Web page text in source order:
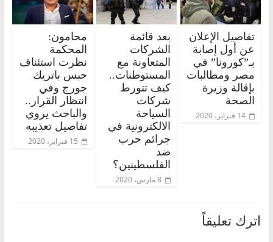
تفاصيل الإعلان
عن أول إصابة
بـ”كورونا” في
مصر ومطالبات
بإقالة وزيرة
الصحة
14 فبراير، 2020
بعد قائمة
الشركات
المتعاونة مع
المستوطنات..
كيف تتورط
شركات
السياحة
الالكترونية في
جرائم حرب
ضد
الفلسطينين؟
8 مارس، 2020
محامون:
المحكمة
نظرت استئناف
حبس باتريك
جورج وفي
انتظار القرار..
والباحث يروي
تفاصيل تعذيبه
15 فبراير، 2020
اترك تعليقاً